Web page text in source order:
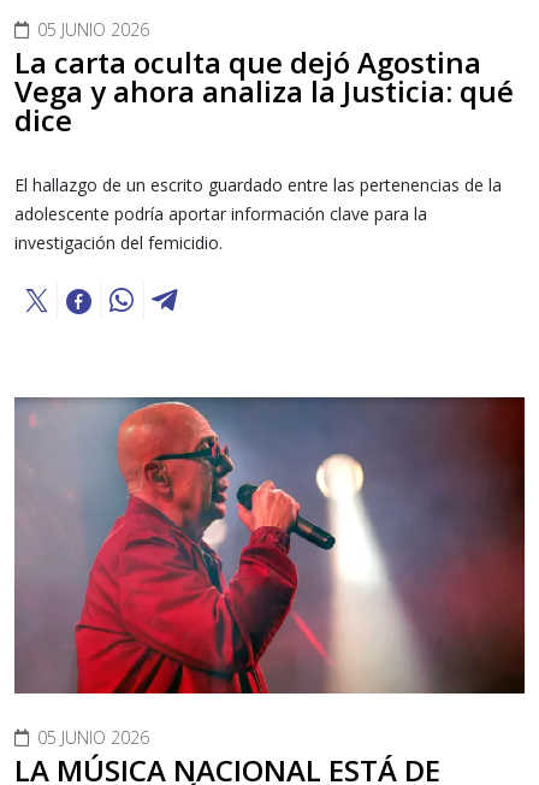
05 JUNIO 2026
La carta oculta que dejó Agostina
Vega y ahora analiza la Justicia: qué
dice
El hallazgo de un escrito guardado entre las pertenencias de la
adolescente podría aportar información clave para la
investigación del femicidio.
05 JUNIO 2026
LA MÚSICA NACIONAL ESTÁ DE